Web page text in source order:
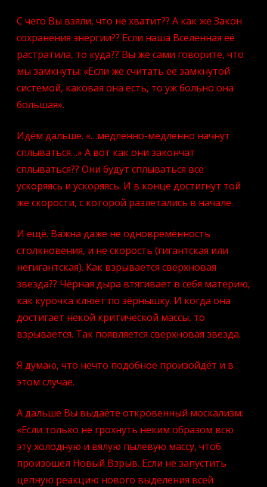
С чего Вы взяли, что не хватит?? А как же Закон
сохранения энергии?? Если наша Вселенная её
растратила, то куда?? Вы же сами говорите, что
мы замкнуты: «Если же считать ее замкнутой
системой, каковая она есть, то уж больно она
большая».
Идём дальше. «…медленно-медленно начнут
сплываться…» А вот как они закончат
сплываться?? Они будут сплываться всё
ускоряясь и ускоряясь. И в конце достигнут той
же скорости, с которой разлетались в начале.
И ещё. Важна даже не одновремённость
столкновения, и не скорость (гигантская или
негигантская). Как взрывается сверхновая
звезда?? Чёрная дыра втягивает в себя материю,
как курочка клюёт по зёрнышку. И когда она
достигает некой критической массы, то
взрывается. Так появляется сверхновая звезда.
Я думаю, что нечто подобное произойдёт и в
этом случае.
А дальше Вы выдаёте откровенный москализм:
«Если только не грохнуть неким образом всю
эту холодную и вялую пылевую массу, чтоб
произошел Новый Взрыв. Если не запустить
цепную реакцию нового выделения всей